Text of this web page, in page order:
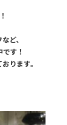
ど、
す！
ります。